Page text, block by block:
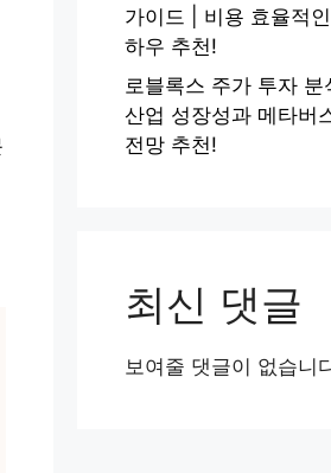
가이드 | 비용 효율적
하우 추천!
로블록스 주가 투자 분
산업 성장성과 메타버
전망 추천!
최신 댓글
보여줄 댓글이 없습니